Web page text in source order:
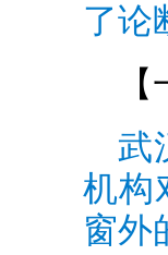
了论
武
机构
窗外